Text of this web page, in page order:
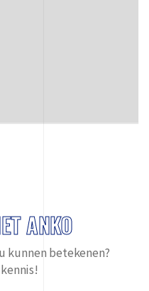
ANKO
kunnen betekenen?